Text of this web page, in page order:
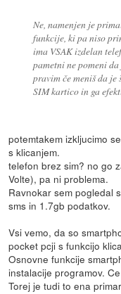
Ne, namenjen je
funkcije, ki pa niso
ima VSAK izdelan
pametni ne pomeni
pravim če meniš da
SIM kartico in ga
potemtakem izkljucimo
s klicanjem.
telefon brez sim? no go
Volte), pa ni problema.
Ravnokar sem pogledal
sms in 1.7gb podatkov.
Vsi vemo, da so
pocket pcji s funkcijo
Osnovne funkcije
instalacije programov.
Torej je tudi to ena